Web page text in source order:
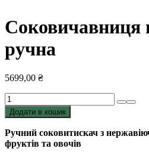
Соковичавниця
ручна
5699,00 ₴
Соковичавниця
шнекова
ручна
кількість
Додати в кошик
Ручний соковитискач з
фруктів та овочів